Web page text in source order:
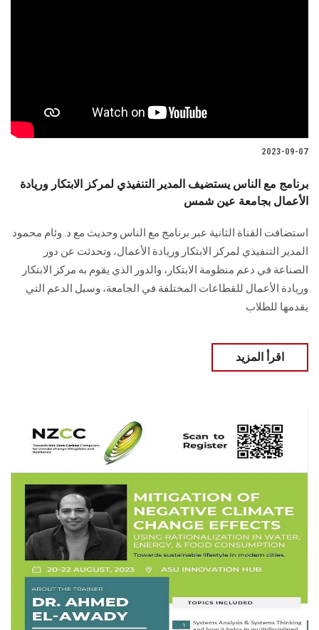
2023-09-07
برنامج مع الناس يستضيف المدير التنفيذي لمركز الابتكار وريادة
الأعمال بجامعة عين شمس
استضافت القناة الثانية عبر برنامج مع الناس وحديث مع د. وئام محمود
المدير التنفيذي لمركز الابتكار وريادة الأعمال، وتحدثت عن دور
الصناعة في دعم منظومة الابتكار، والدور الذي يقوم به مركز الابتكار
وريادة الأعمال للقطاعات المختلفة في الجامعة، وسبل الدعم التي
يقدمها للطلاب
اقرأ المزيد